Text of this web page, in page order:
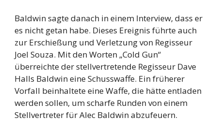
Baldwin sagte danach in einem Interview, dass er
es nicht getan habe. Dieses Ereignis führte auch
zur Erschießung und Verletzung von Regisseur
Joel Souza. Mit den Worten „Cold Gun“
überreichte der stellvertretende Regisseur Dave
Halls Baldwin eine Schusswaffe. Ein früherer
Vorfall beinhaltete eine Waffe, die hätte entladen
werden sollen, um scharfe Runden von einem
Stellvertreter für Alec Baldwin abzufeuern.